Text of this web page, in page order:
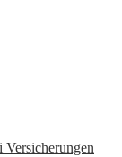
Versicherungen